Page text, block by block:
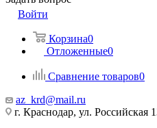
Войти
Корзина0
Отложенные0
Сравнение товаров0
az_krd@mail.ru
г. Краснодар, ул. Российская